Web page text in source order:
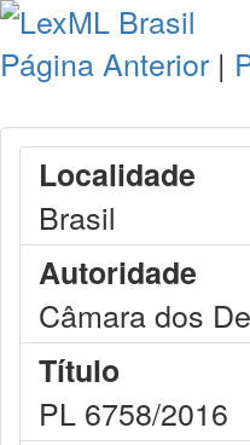
Página Anterior |
Localidade
Brasil
Autoridade
Câmara dos
Título
PL 6758/2016